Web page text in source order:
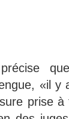
«il y
prise à